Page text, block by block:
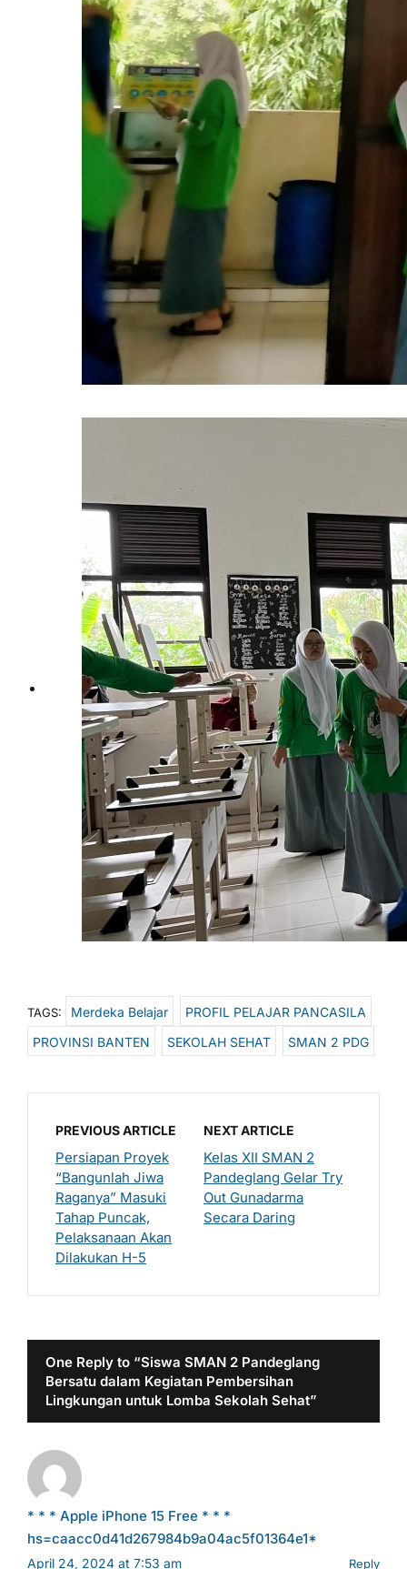
TAGS: Merdeka Belajar
PROFIL PELAJAR PANCASILA
PROVINSI BANTEN
SEKOLAH SEHAT SMAN 2 PDG
PREVIOUS ARTICLE
Persiapan Proyek
“Bangunlah Jiwa
Raganya” Masuki
Tahap Puncak,
Pelaksanaan Akan
Dilakukan H-5
NEXT ARTICLE
Kelas XII SMAN 2
Pandeglang Gelar Try
Out Gunadarma
Secara Daring
One Reply to “Siswa SMAN 2 Pandeglang
Bersatu dalam Kegiatan Pembersihan
Lingkungan untuk Lomba Sekolah Sehat”
* * * Apple iPhone 15 Free * * *
hs=caacc0d41d267984b9a04ac5f01364e1*
April 24, 2024 at 7:53 am Reply